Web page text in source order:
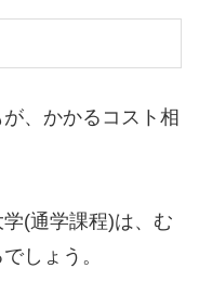
、かかるコスト相
(通学課程)は、む
しょう。